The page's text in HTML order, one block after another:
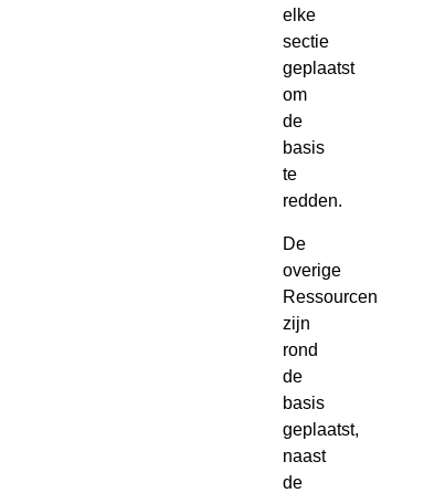
elke
sectie
geplaatst
om
de
basis
te
redden.
De
overige
Ressourcen
zijn
rond
de
basis
geplaatst,
naast
de